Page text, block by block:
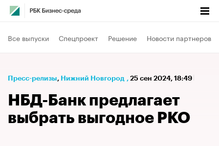
Все выпуски Спецпроект Решение Новости партнеров
Пресс-релизы⁠, Нижний Новгород , 25 сен 2024, 18:49
НБД-Банк предлагает
выбрать выгодное РКО